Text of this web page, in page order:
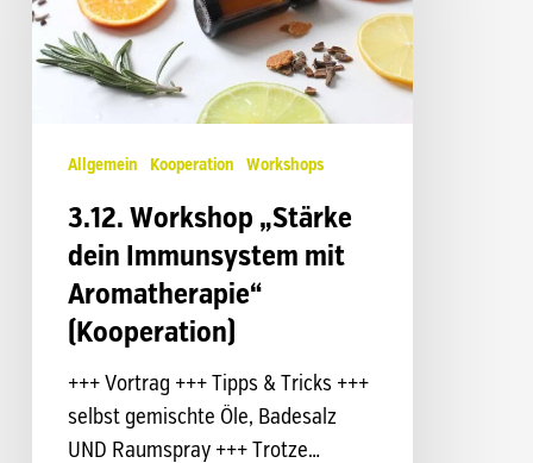
Immunsystem
mit
Aromatherapie“
Allgemein Kooperation Workshops
3.12. Workshop „Stärke
dein Immunsystem mit
Aromatherapie“
(Kooperation)
+++ Vortrag +++ Tipps & Tricks +++
selbst gemischte Öle, Badesalz
UND Raumspray +++ Trotze…